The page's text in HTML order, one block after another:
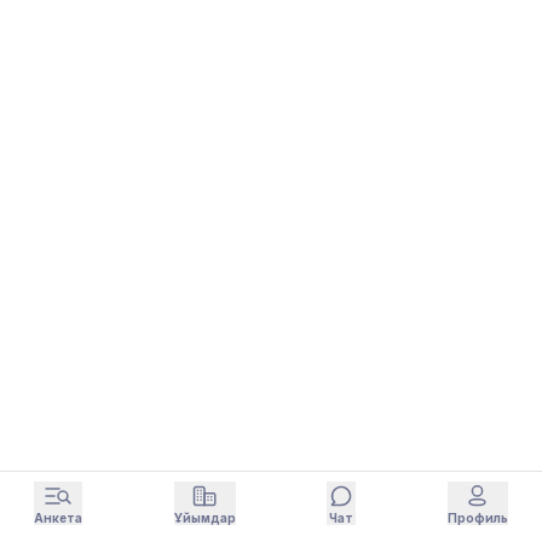
Анкета Ұйымдар Чат Профиль